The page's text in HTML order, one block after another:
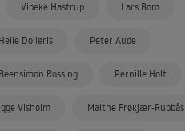
Vibeke Hastrup Lars Bom
Helle Dolleris Peter Aude
Rossing Pernille Holt
Visholm Malthe Frøkjær-Rubbås